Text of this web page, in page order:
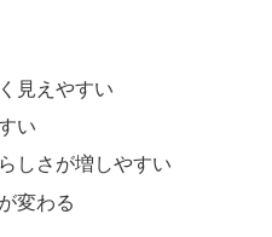
見えやすい
い
しさが増しやすい
変わる